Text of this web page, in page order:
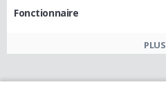
Fonctionnaire
PLUS